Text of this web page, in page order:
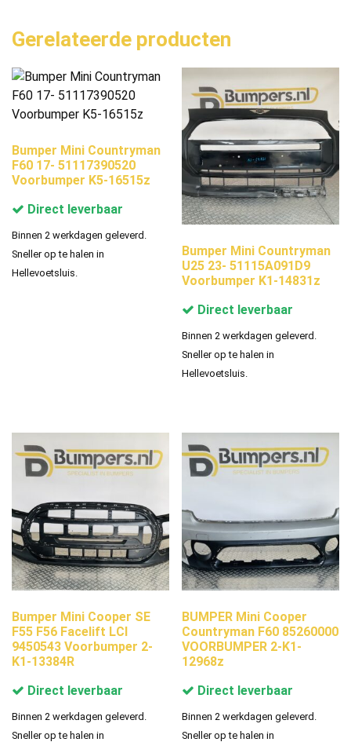
Gerelateerde producten
Bumper Mini Countryman
F60 17- 51117390520
Voorbumper K5-16515z
Direct leverbaar
Binnen 2 werkdagen geleverd.
Sneller op te halen in
Hellevoetsluis.
Bumper Mini Countryman
U25 23- 51115A091D9
Voorbumper K1-14831z
Direct leverbaar
Binnen 2 werkdagen geleverd.
Sneller op te halen in
Hellevoetsluis.
Bumper Mini Cooper SE
F55 F56 Facelift LCI
9450543 Voorbumper 2-
K1-13384R
Direct leverbaar
Binnen 2 werkdagen geleverd.
Sneller op te halen in
BUMPER Mini Cooper
Countryman F60 85260000
VOORBUMPER 2-K1-
12968z
Direct leverbaar
Binnen 2 werkdagen geleverd.
Sneller op te halen in